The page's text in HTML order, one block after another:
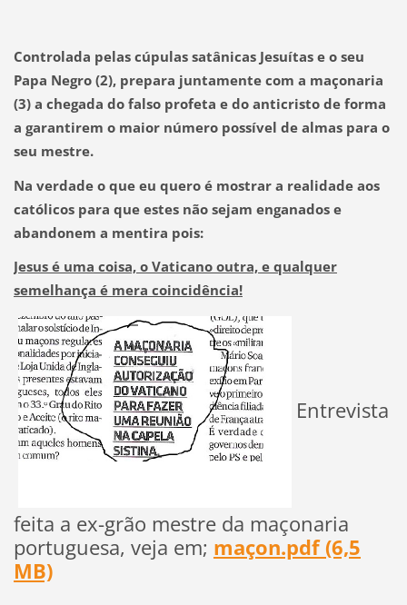
Controlada pelas cúpulas satânicas Jesuítas e o seu
Papa Negro (2),prepara juntamente com a maçonaria
(3)a chegada do falso profeta e do anticristo de forma
a garantirem o maior número possível de almas para o
seu mestre.
Na verdade o que eu quero é mostrar a realidade aos
católicos para que estes não sejam enganados e
abandonem a mentira pois:
Jesus é uma coisa, o Vaticano outra, e qualquer
semelhança é mera coincidência!
Entrevista
feita a ex-grão mestre da maçonaria
portuguesa, veja em; maçon.pdf (6,5
MB)